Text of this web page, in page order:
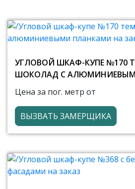
УГЛОВОЙ ШКАФ-КУПЕ №170
ШОКОЛАД С
Цена за пог. метр от
ВЫЗВАТЬ ЗАМЕРЩИКА